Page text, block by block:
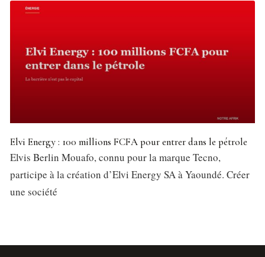
Elvi Energy : 100 millions FCFA pour entrer dans le pétrole
Elvis Berlin Mouafo, connu pour la marque Tecno,
participe à la création d’Elvi Energy SA à Yaoundé. Créer
une société